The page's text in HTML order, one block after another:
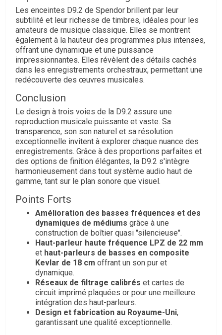
Les enceintes D9.2 de Spendor brillent par leur
subtilité et leur richesse de timbres, idéales pour les
amateurs de musique classique. Elles se montrent
également à la hauteur des programmes plus intenses,
offrant une dynamique et une puissance
impressionnantes. Elles révèlent des détails cachés
dans les enregistrements orchestraux, permettant une
redécouverte des œuvres musicales.
Conclusion
Le design à trois voies de la D9.2 assure une
reproduction musicale puissante et vaste. Sa
transparence, son son naturel et sa résolution
exceptionnelle invitent à explorer chaque nuance des
enregistrements. Grâce à des proportions parfaites et
des options de finition élégantes, la D9.2 s'intègre
harmonieusement dans tout système audio haut de
gamme, tant sur le plan sonore que visuel.
Points Forts
Amélioration des basses fréquences et des
dynamiques de médiums grâce à une
construction de boîtier quasi "silencieuse".
Haut-parleur haute fréquence LPZ de 22 mm
et haut-parleurs de basses en composite
Kevlar de 18 cm offrant un son pur et
dynamique.
Réseaux de filtrage calibrés et cartes de
circuit imprimé plaquées or pour une meilleure
intégration des haut-parleurs.
Design et fabrication au Royaume-Uni,
garantissant une qualité exceptionnelle.